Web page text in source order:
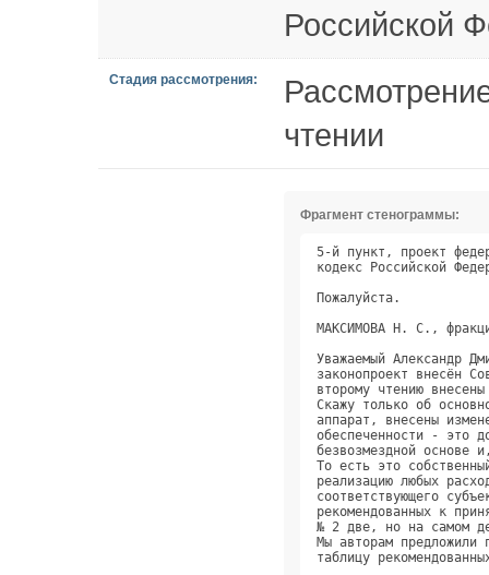
Российской
Стадия рассмотрения:
чтении
Фрагмент стенограммы:
5-й пункт, проект
кодекс Российской
МАКСИМОВА
Уважаемый
законопроект внесён
второму чтению
Скажу только об
аппарат, внесены
обеспеченности -
безвозмездной
То есть это
реализацию любых
соответствующего
рекомендованных к
№ 2 две, но на самом
Мы авторам
таблицу